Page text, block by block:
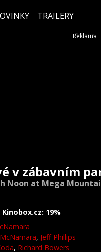
TRAILERY
v zábavním
Noon at Mega
19%
, Jeff Phillips
, Richard Bowers